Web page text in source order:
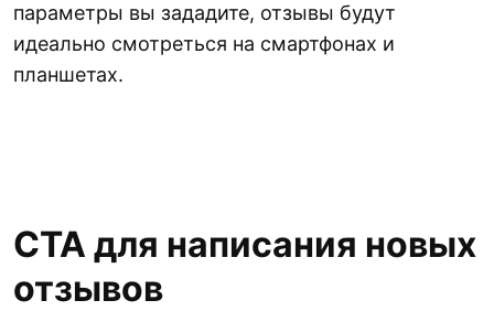
параметры вы зададите, отзывы будут
идеально смотреться на смартфонах и
планшетах.
CTA для написания новых
отзывов